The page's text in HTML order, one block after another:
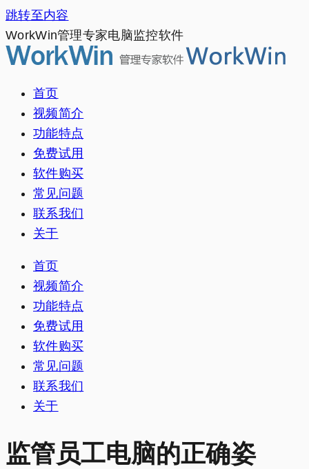
跳转至内容
WorkWin管理专家电脑监控软件
首页
视频简介
功能特点
免费试用
软件购买
常见问题
联系我们
关于
首页
视频简介
功能特点
免费试用
软件购买
常见问题
联系我们
关于
监管员工电脑的正确姿